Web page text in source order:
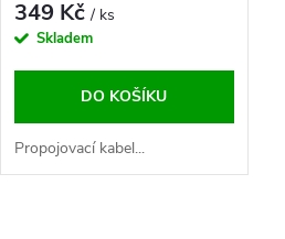
349 Kč/ ks
Skladem
DO KOŠÍKU
Propojovací kabel...